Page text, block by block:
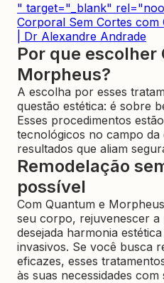
" target="_blank"
Corporal Sem Cortes com
| Dr Alexandre Andrade
Por que escolher
Morpheus?
A escolha por esses
questão estética: é sobre
Esses procedimentos
tecnológicos no campo
resultados que aliam
Remodelação
possível
Com Quantum e
seu corpo, rejuvenescer
desejada harmonia
invasivos. Se você busca
eficazes, esses
às suas necessidades